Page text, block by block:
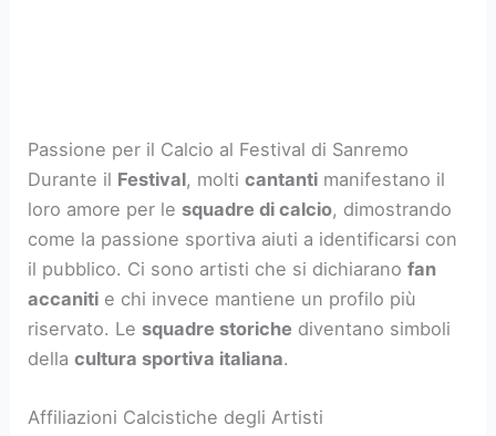
Passione per il Calcio al Festival di Sanremo
Durante il Festival, molticantanti manifestano il
loro amore per le squadre di calcio, dimostrando
come la passione sportiva aiuti a identificarsi con
il pubblico. Ci sono artisti che si dichiaranofan
accaniti e chi invece mantiene un profilo più
riservato. Le squadre storiche diventano simboli
dellacultura sportiva italiana.